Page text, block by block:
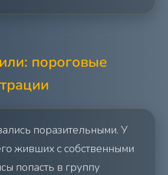
пороговые
поразительными. У
живших с собственными
попасть в группу